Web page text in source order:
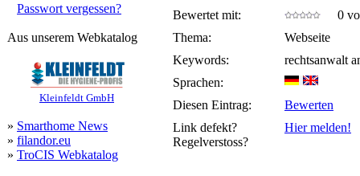
Passwort vergessen?
Aus unserem Webkatalog
Kleinfeldt GmbH
» Smarthome News
» filandor.eu
» TroCIS Webkatalog
Bewertet mit:
0
Thema:
Webseite
Keywords:
rechtsanwalt
Sprachen:
Diesen Eintrag:
Bewerten
Link defekt?
Regelverstoss?
Hier melden!